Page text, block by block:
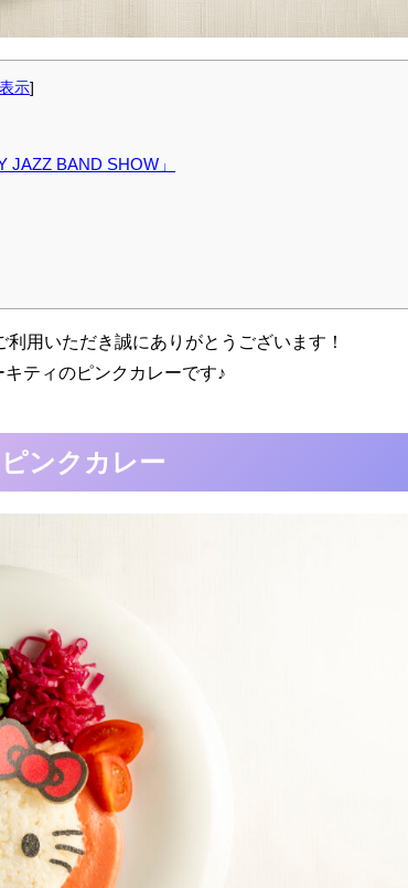
示]
BAND SHOW」
用いただき誠にありがとうございます！
ティのピンクカレーです♪
ンクカレー